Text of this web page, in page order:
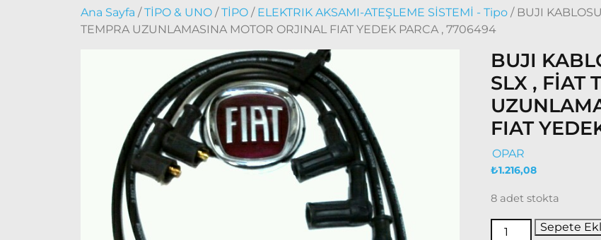
Ana Sayfa /TİPO & UNO /TİPO / ELEKTRIK AKSAMI-ATEŞLEME SİSTEMİ - Tipo / BUJI
TEMPRA UZUNLAMASINA MOTOR ORJINAL FIAT YEDEK PARCA , 7706494
BUJI
SLX , FİAT
FIAT
OPAR
₺1.216,08
8 adet stokta
Sepete